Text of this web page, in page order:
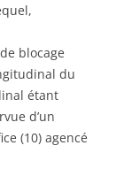
blocage
du
étant
d’un
(10) agencé